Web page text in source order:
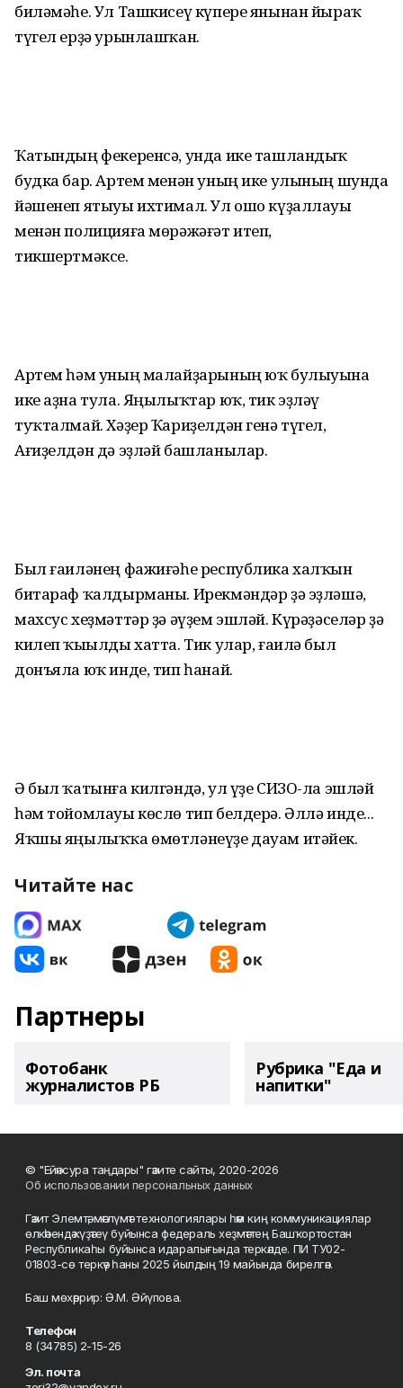
биләмәһе. Ул Ташкисеү күпере янынан йыраҡ
түгел ерҙә урынлашҡан.
Ҡатындың фекеренсә, унда ике ташландыҡ
будка бар. Артем менән уның ике улының шунда
йәшенеп ятыуы ихтимал. Ул ошо күҙаллауы
менән полицияға мөрәжәғәт итеп,
тикшертмәксе.
Артем һәм уның малайҙарының юҡ булыуына
ике аҙна тула. Яңылыҡтар юҡ, тик эҙләү
туҡталмай. Хәҙер Ҡариҙелдән генә түгел,
Ағиҙелдән дә эҙләй башланылар.
Был ғаиләнең фажиғәһе республика халҡын
битараф ҡалдырманы. Ирекмәндәр ҙә эҙләшә,
махсус хеҙмәттәр ҙә әүҙем эшләй. Күрәҙәселәр ҙә
килеп ҡыҫылды хатта. Тик улар, ғаилә был
донъяла юҡ инде, тип һанай.
Ә был ҡатынға килгәндә, ул үҙе СИЗО-ла эшләй
һәм тойомлауы көслө тип белдерә. Әллә инде...
Яҡшы яңылыҡҡа өмөтләнеүҙе дауам итәйек.
Читайте нас
Партнеры
Фотобанк
журналистов РБ
Рубрика "Еда и
напитки"
© "Ейәнсура таңдары" гәзите сайты, 2020-2026
Об использовании персональных данных
Гәзит Элемтә, мәғлүмәт технологиялары һәм киң коммуникациялар
өлкәһендә күҙәтеү буйынса федераль хеҙмәттең Башҡортостан
Республикаһы буйынса идаралығында теркәлде. ПИ ТУ02-
01803-сө теркәү һаны 2025 йылдың 19 майында бирелгән.
Баш мөхәррир: Ә.М. Әйүпова.
Телефон
8 (34785) 2-15-26
Эл. почта